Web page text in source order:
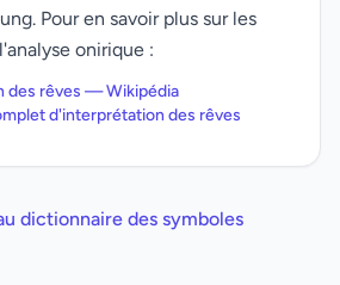
Pour en savoir plus sur les
onirique :
des rêves — Wikipédia
d'interprétation des rêves
dictionnaire des symboles